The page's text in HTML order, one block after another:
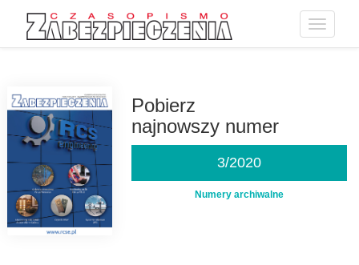
Toggle
Pobierz
najnowszy numer
3/2020
Numery archiwalne